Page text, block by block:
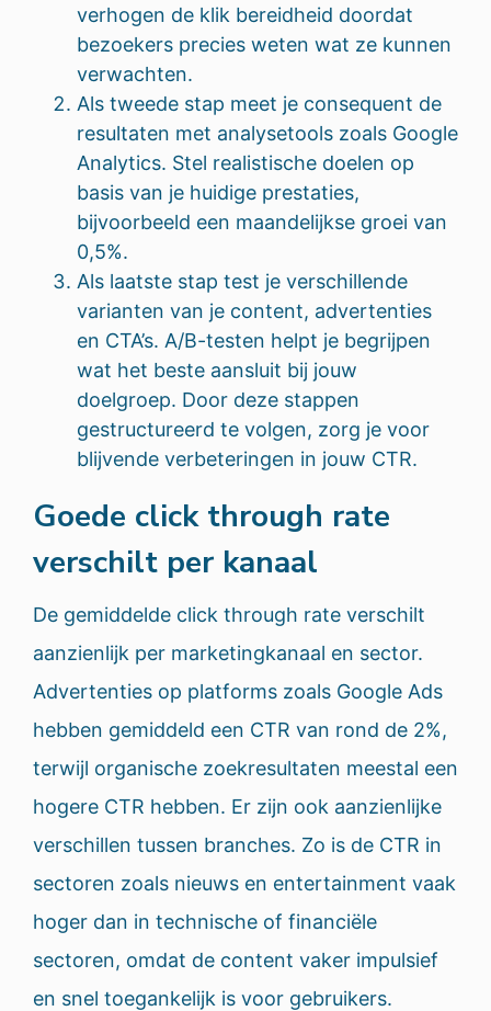
verhogen de klik bereidheid doordat
bezoekers precies weten wat ze kunnen
verwachten.
Als tweede stap meet je consequent de
resultaten met analysetools zoals Google
Analytics. Stel realistische doelen op
basis van je huidige prestaties,
bijvoorbeeld een maandelijkse groei van
0,5%.
Als laatste stap test je verschillende
varianten van je content, advertenties
en CTA’s. A/B-testen helpt je begrijpen
wat het beste aansluit bij jouw
doelgroep. Door deze stappen
gestructureerd te volgen, zorg je voor
blijvende verbeteringen in jouw CTR.
Goede click through rate
verschilt per kanaal
De gemiddelde click through rate verschilt
aanzienlijk per marketingkanaal en sector.
Advertenties op platforms zoals Google Ads
hebben gemiddeld een CTR van rond de 2%,
terwijl organische zoekresultaten meestal een
hogere CTR hebben. Er zijn ook aanzienlijke
verschillen tussen branches. Zo is de CTR in
sectoren zoals nieuws en entertainment vaak
hoger dan in technische of financiële
sectoren, omdat de content vaker impulsief
en snel toegankelijk is voor gebruikers.